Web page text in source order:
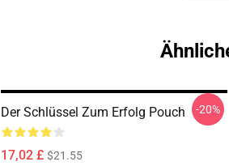
Der Schlüssel Zum Erfolg Pouch
17,02 £ $21.55
-20%